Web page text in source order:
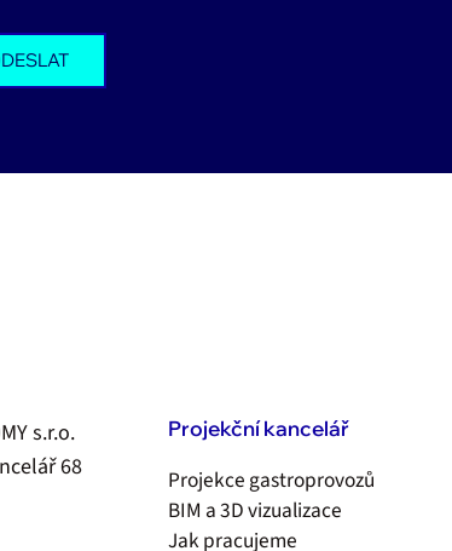
s.r.o.
68
Projekční kancelář
Projekce gastroprovozů
BIM a 3D vizualizace
Jak pracujeme